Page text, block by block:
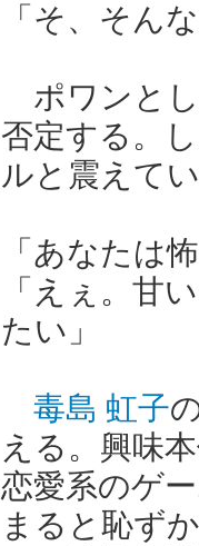
「そ、そん
ポワンと
否定する。
ルと震えて
「あなたは
「えぇ。甘
たい」
毒島 虹子
える。興味
恋愛系のゲ
まると恥ず